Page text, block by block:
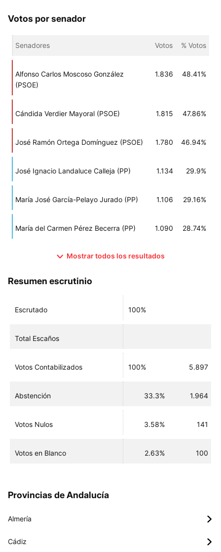
Votos por senador
Senadores Votos % Votos
Alfonso Carlos Moscoso González
(PSOE)
1.836 48.41%
Cándida Verdier Mayoral (PSOE) 1.815 47.86%
José Ramón Ortega Domínguez (PSOE) 1.780 46.94%
José Ignacio Landaluce Calleja (PP) 1.134 29.9%
María José García-Pelayo Jurado (PP) 1.106 29.16%
María del Carmen Pérez Becerra (PP) 1.090 28.74%
Mostrar todos los resultados
Resumen escrutinio
Escrutado 100%
Total Escaños
Votos Contabilizados 100% 5.897
Abstención 33.3% 1.964
Votos Nulos 3.58% 141
Votos en Blanco 2.63% 100
Provincias de Andalucía
Almería
Cádiz